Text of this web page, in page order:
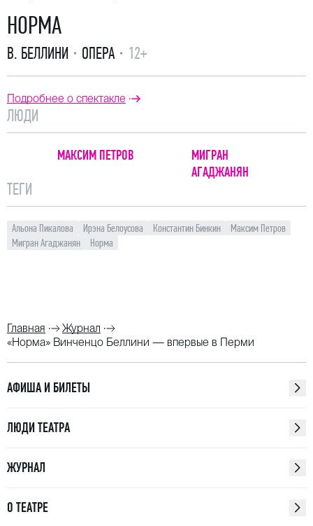
НОРМА
В. БЕЛЛИНИ ОПЕРА 12+
Подробнее о спектакле
ЛЮДИ
МАКСИМ ПЕТРОВ
МИГРАН
АГАДЖАНЯН
ТЕГИ
Альона Пикалова Ирэна Белоусова Константин Бинкин
Максим Петров
Мигран Агаджанян
Норма
Главная
Журнал
«Норма» Винченцо Беллини — впервые в Перми
АФИША И БИЛЕТЫ
ЛЮДИ ТЕАТРА
ЖУРНАЛ
О ТЕАТРЕ